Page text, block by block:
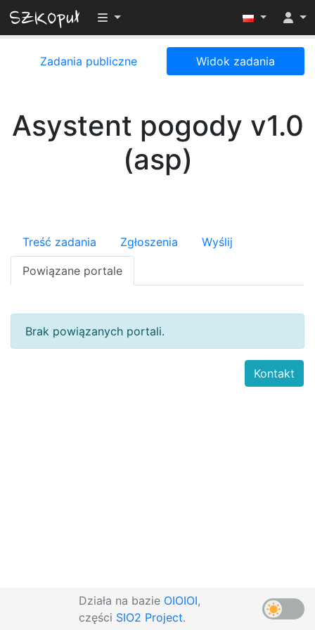
Przełącz widoczność menu
Zadania publiczne Widok zadania
Asystent pogody v1.0
(asp)
Treść zadania Zgłoszenia Wyślij
Powiązane portale
Brak powiązanych portali.
Działa na bazie OIOIOI,
części SIO2 Project.
Kontakt